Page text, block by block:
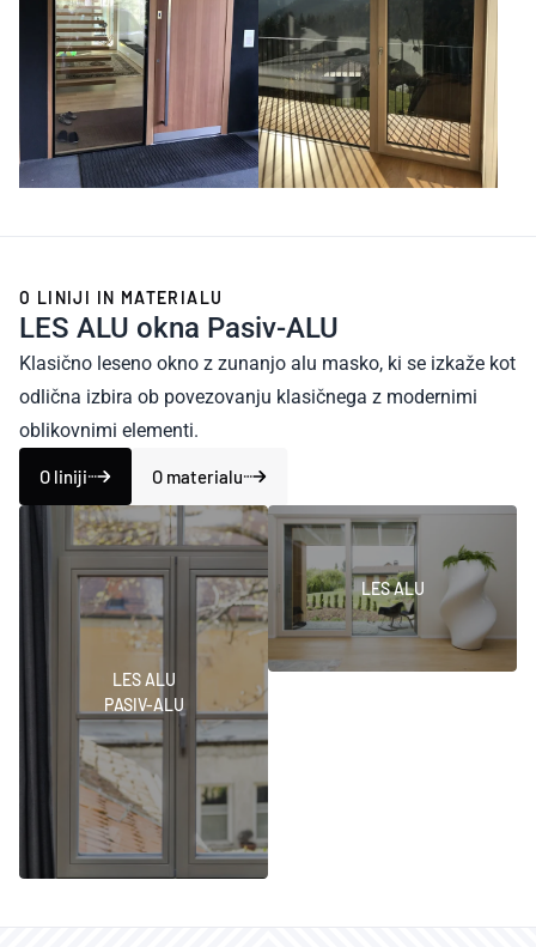
O LINIJI IN MATERIALU
LES ALU okna Pasiv-ALU
Klasično leseno okno z zunanjo alu masko, ki se izkaže kot
odlična izbira ob povezovanju klasičnega z modernimi
oblikovnimi elementi.
O liniji O materialu
LES ALU
PASIV-ALU
LES ALU